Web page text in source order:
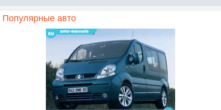
Популярные авто